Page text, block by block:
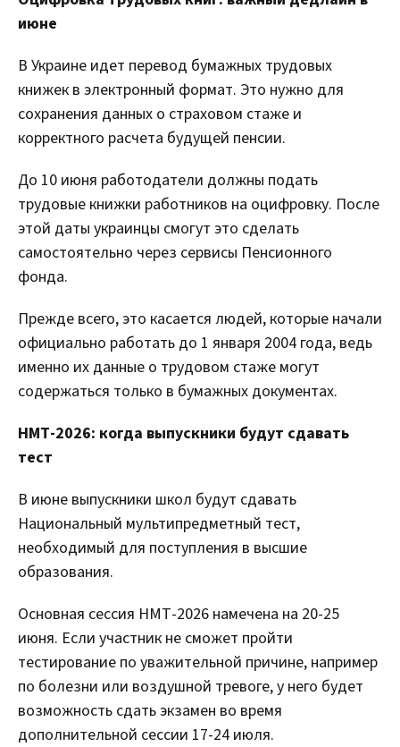
июне
В Украине идет перевод бумажных трудовых
книжек в электронный формат. Это нужно для
сохранения данных о страховом стаже и
корректного расчета будущей пенсии.
До 10 июня работодатели должны подать
трудовые книжки работников на оцифровку. После
этой даты украинцы смогут это сделать
самостоятельно через сервисы Пенсионного
фонда.
Прежде всего, это касается людей, которые начали
официально работать до 1 января 2004 года, ведь
именно их данные о трудовом стаже могут
содержаться только в бумажных документах.
НМТ-2026: когда выпускники будут сдавать
тест
В июне выпускники школ будут сдавать
Национальный мультипредметный тест,
необходимый для поступления в высшие
образования.
Основная сессия НМТ-2026 намечена на 20-25
июня. Если участник не сможет пройти
тестирование по уважительной причине, например
по болезни или воздушной тревоге, у него будет
возможность сдать экзамен во время
дополнительной сессии 17-24 июля.